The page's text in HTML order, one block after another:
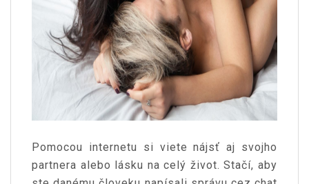
Pomocou internetu si viete nájsť aj svojho
partnera alebo lásku na celý život. Stačí, aby